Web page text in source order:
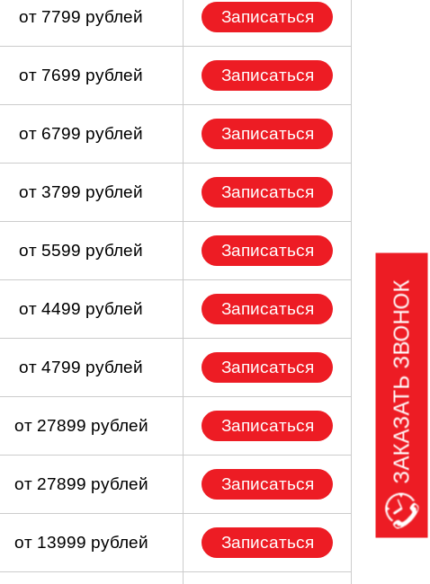
от 7799 рублей Записаться
от 7699 рублей Записаться
от 6799 рублей Записаться
от 3799 рублей Записаться
от 5599 рублей Записаться
от 4499 рублей Записаться
от 4799 рублей Записаться
от 27899 рублей Записаться
от 27899 рублей Записаться
от 13999 рублей Записаться
ЗАКАЗАТЬ ЗВОНОК